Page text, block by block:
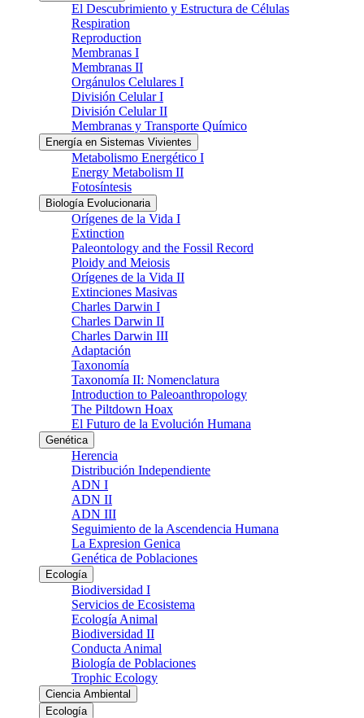
El Descubrimiento y Estructura de Células
Respiration
Reproduction
Membranas I
Membranas II
Orgánulos Celulares I
División Celular I
División Celular II
Membranas y Transporte Químico
Energía en Sistemas Vivientes
Metabolismo Energético I
Energy Metabolism II
Fotosíntesis
Biología Evolucionaria
Orígenes de la Vida I
Extinction
Paleontology and the Fossil Record
Ploidy and Meiosis
Orígenes de la Vida II
Extinciones Masivas
Charles Darwin I
Charles Darwin II
Charles Darwin III
Adaptación
Taxonomía
Taxonomía II: Nomenclatura
Introduction to Paleoanthropology
The Piltdown Hoax
El Futuro de la Evolución Humana
Genética
Herencia
Distribución Independiente
ADN I
ADN II
ADN III
Seguimiento de la Ascendencia Humana
La Expresion Genica
Genética de Poblaciones
Ecología
Biodiversidad I
Servicios de Ecosistema
Ecología Animal
Biodiversidad II
Conducta Animal
Biología de Poblaciones
Trophic Ecology
Ciencia Ambiental
Ecología